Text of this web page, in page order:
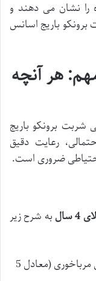
را نشان می دهند و
باریج اسانس
هر آنچه
شربت برونکو باریج
رعایت دقیق
ضروری است.
به شرح زیر
روزانه 3 نوبت، و در هر نوبت یک قاشق مرباخوری (معادل 5